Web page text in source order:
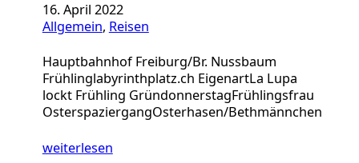
16. April 2022
Allgemein, Reisen
Hauptbahnhof Freiburg/Br. Nussbaum
Frühlinglabyrinthplatz.ch EigenartLa Lupa
lockt Frühling GründonnerstagFrühlingsfrau
OsterspaziergangOsterhasen/Bethmännchen
weiterlesen